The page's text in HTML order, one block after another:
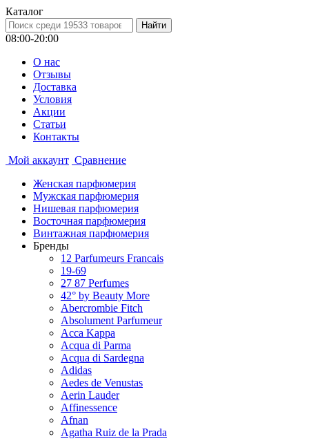
Каталог
08:00-20:00
О нас
Отзывы
Доставка
Условия
Aкции
Статьи
Контакты
Мой аккаунт Сравнение
Женская парфюмерия
Мужская парфюмерия
Нишевая парфюмерия
Восточная парфюмерия
Винтажная парфюмерия
Бренды
12 Parfumeurs Francais
19-69
27 87 Perfumes
42° by Beauty More
Abercrombie Fitch
Absolument Parfumeur
Acca Kappa
Acqua di Parma
Acqua di Sardegna
Adidas
Aedes de Venustas
Aerin Lauder
Affinessence
Afnan
Agatha Ruiz de la Prada